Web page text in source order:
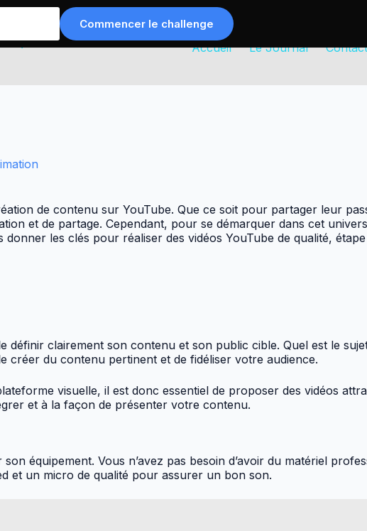
Accueil Le Journal Contact
de contenu sur YouTube. Que ce soit pour partager leur
et de partage. Cependant, pour se démarquer dans cet
les clés pour réaliser des vidéos YouTube de qualité,
définir clairement son contenu et son public cible. Quel est le
créer du contenu pertinent et de fidéliser votre audience.
visuelle, il est donc essentiel de proposer des vidéos
et à la façon de présenter votre contenu.
équipement. Vous n’avez pas besoin d’avoir du matériel
et un micro de qualité pour assurer un bon son.
Commencer le challenge